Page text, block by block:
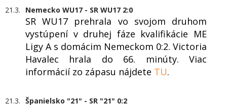
21.3. Nemecko WU17 - SR WU17 2:0
SR WU17 prehrala vo svojom druhom
vystúpení v druhej fáze kvalifikácie ME
Ligy A s domácim Nemeckom 0:2. Victoria
Havalec hrala do 66. minúty. Viac
informácií zo zápasu nájdete TU.
21.3. Španielsko "21" - SR "21" 0:2